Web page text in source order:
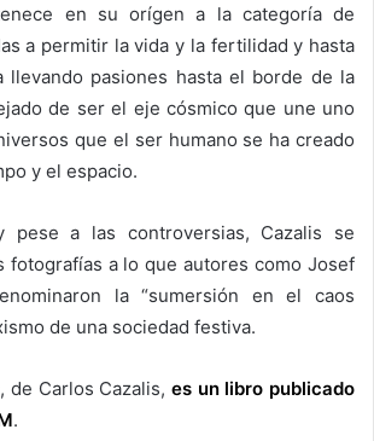
en su orígen a la categoría de
a permitir la vida y la fertilidad y hasta
llevando pasiones hasta el borde de la
de ser el eje cósmico que une uno
que el ser humano se ha creado
y el espacio.
pese a las controversias, Cazalis se
fotografías a lo que autores como Josef
la “sumersión en el caos
de una sociedad festiva.
, de Carlos Cazalis,es un libro publicado
.